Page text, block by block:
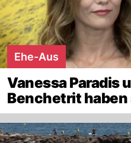
Ehe-Aus
Vanessa Paradis
Benchetrit